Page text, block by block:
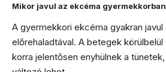
Mikor javul az ekcéma
A gyermekkori ekcéma gyakran
előrehaladtával. A betegek körülbelül
korra jelentősen enyhülnek a